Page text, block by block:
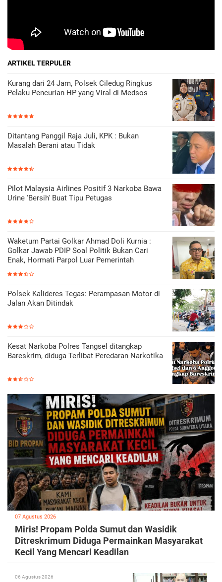
ARTIKEL TERPULER
Kurang dari 24 Jam, Polsek Ciledug Ringkus
Pelaku Pencurian HP yang Viral di Medsos
Ditantang Panggil Raja Juli, KPK : Bukan
Masalah Berani atau Tidak
Pilot Malaysia Airlines Positif 3 Narkoba Bawa
Urine 'Bersih' Buat Tipu Petugas
Waketum Partai Golkar Ahmad Doli Kurnia :
Golkar Jawab PDIP Soal Politik Bukan Cari
Enak, Hormati Parpol Luar Pemerintah
Polsek Kalideres Tegas: Perampasan Motor di
Jalan Akan Ditindak
Kesat Narkoba Polres Tangsel ditangkap
Bareskrim, diduga Terlibat Peredaran Narkotika
07 Agustus 2026
Miris! Propam Polda Sumut dan Wasidik
Ditreskrimum Diduga Permainkan Masyarakat
Kecil Yang Mencari Keadilan
06 Agustus 2026